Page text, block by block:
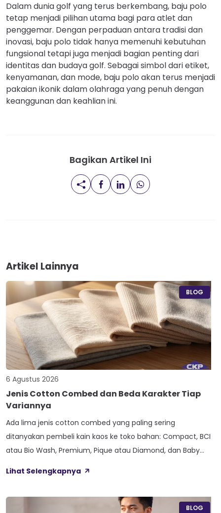
Dalam dunia golf yang terus berkembang, baju polo
tetap menjadi pilihan utama bagi para atlet dan
penggemar. Dengan perpaduan antara tradisi dan
inovasi, baju polo tidak hanya memenuhi kebutuhan
fungsional tetapi juga menjadi bagian penting dari
identitas dan budaya golf. Sebagai simbol dari etiket,
kenyamanan, dan mode, baju polo akan terus menjadi
pakaian ikonik dalam olahraga yang penuh dengan
keanggunan dan keahlian ini.
Bagikan Artikel Ini
Artikel Lainnya
BLOG
6 Agustus 2026
Jenis Cotton Combed dan Beda Karakter Tiap
Variannya
Ada lima jenis cotton combed yang paling sering
ditanyakan pembeli kain kaos ke toko bahan: Compact, BCI
atau Bio Wash, Premium, Pique atau Diamond, dan Baby
benang atau jenis rajutan, bukan dari angka ketebalan
Lihat Selengkapnya
BLOG